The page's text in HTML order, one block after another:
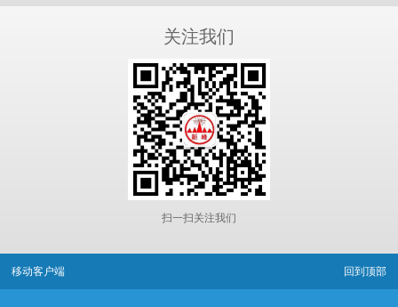
关注我们
扫一扫关注我们
移动客户端 回到顶部